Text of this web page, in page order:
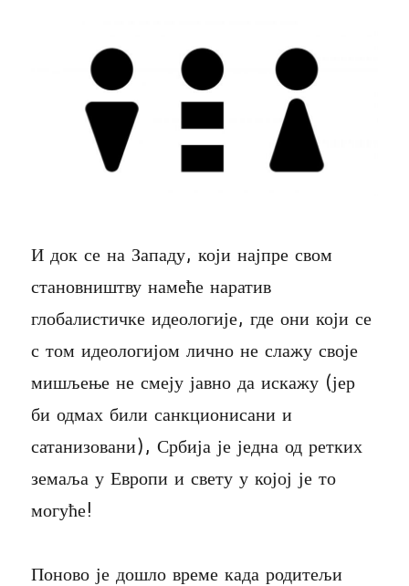
И док се на Западу, који најпре свом
становништву намеће наратив
глобалистичке идеологије, где они који се
с том идеологијом лично не слажу своје
мишљење не смеју јавно да искажу (јер
би одмах били санкционисани и
сатанизовани), Србија је једна од ретких
земаља у Европи и свету у којој је то
могуће!
Поново је дошло време када родитељи